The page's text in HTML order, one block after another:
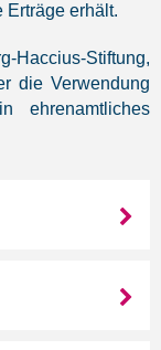
Erträge erhält.
Stiftung,
die Verwendung
ehrenamtliches